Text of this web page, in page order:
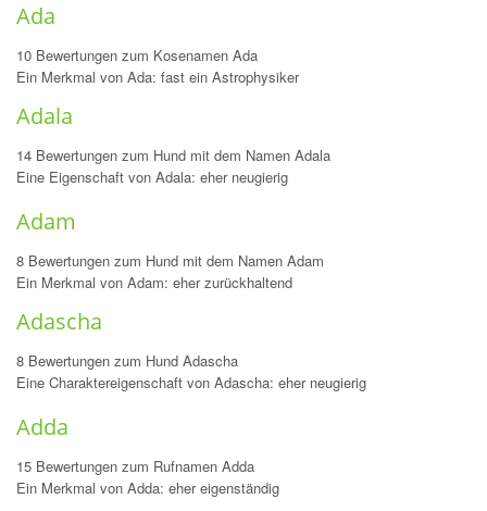
Ada
10 Bewertungen zum Kosenamen Ada
Ein Merkmal von Ada: fast ein Astrophysiker
Adala
14 Bewertungen zum Hund mit dem Namen Adala
Eine Eigenschaft von Adala: eher neugierig
Adam
8 Bewertungen zum Hund mit dem Namen Adam
Ein Merkmal von Adam: eher zurückhaltend
Adascha
8 Bewertungen zum Hund Adascha
Eine Charaktereigenschaft von Adascha: eher neugierig
Adda
15 Bewertungen zum Rufnamen Adda
Ein Merkmal von Adda: eher eigenständig